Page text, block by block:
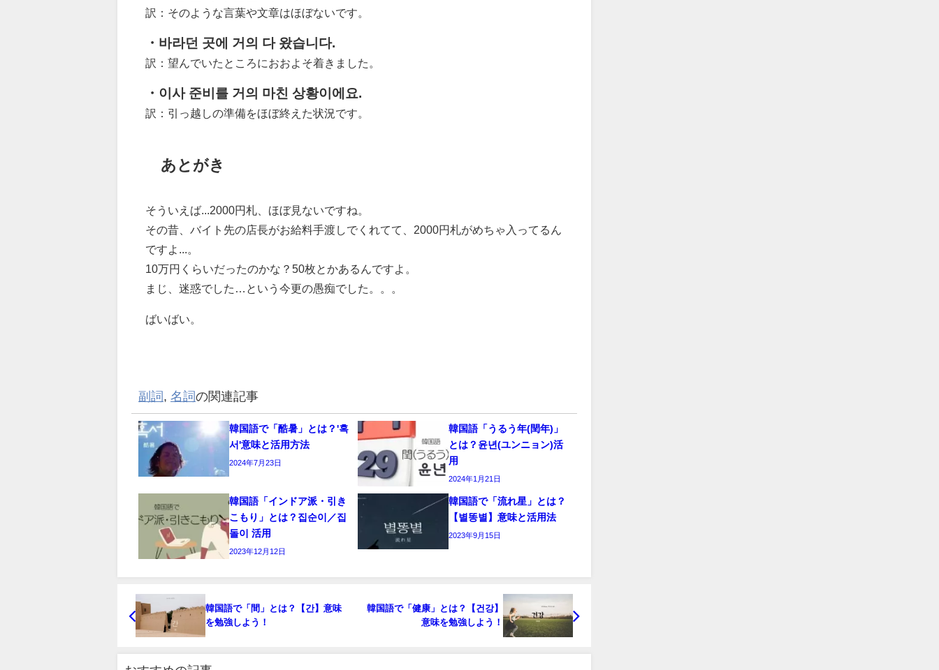
訳：そのような言葉や文章はほぼないです。
・바라던 곳에 거의 다 왔습니다.
訳：望んでいたところにおおよそ着きました。
・이사 준비를 거의 마친 상황이에요.
訳：引っ越しの準備をほぼ終えた状況です。
あとがき
そういえば...2000円札、ほぼ見ないですね。
その昔、バイト先の店長がお給料手渡しでくれてて、2000円札がめちゃ入ってるん
ですよ...。
10万円くらいだったのかな？50枚とかあるんですよ。
まじ、迷惑でした…という今更の愚痴でした。。。
ばいばい。
副詞 , 名詞の関連記事
韓国語で「酷暑」とは？'혹
서'意味と活用方法
2024年7月23日
韓国語「うるう年(閏年)」
とは？윤년(ユンニョン)活
用
2024年1月21日
韓国語「インドア派・引き
こもり」とは？집순이／집
돌이 活用
2023年12月12日
韓国語で「流れ星」とは？
【별똥별】意味と活用法
2023年9月15日
韓国語で「間」とは？【간】意味
を勉強しよう！
韓国語で「健康」とは？【건강】
意味を勉強しよう！